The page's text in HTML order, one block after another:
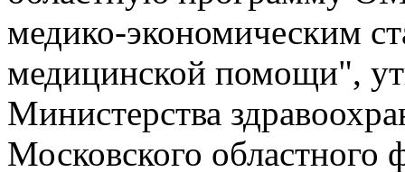
медико-экономическим
медицинской помощи",
Министерства
Московского областного